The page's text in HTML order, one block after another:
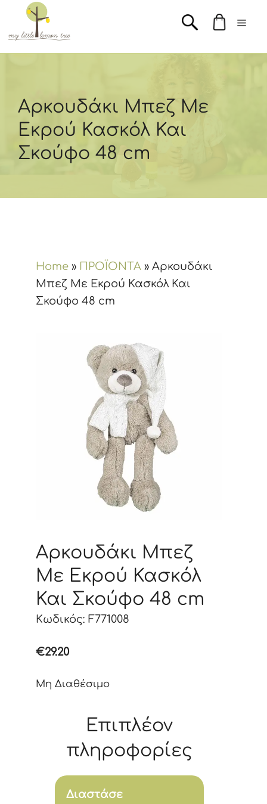
Μετάβαση
περιεχόμενο
Αρκουδάκι Μπεζ Με
Εκρού Κασκόλ Και
Σκούφο 48 cm
Home » ΠΡΟΪΟΝΤΑ » Αρκουδάκι
Μπεζ Με Εκρού Κασκόλ Και
Σκούφο 48 cm
Αρκουδάκι Μπεζ
Με Εκρού Κασκόλ
Και Σκούφο 48 cm
Κωδικός: F771008
€29.20
Μη Διαθέσιμο
Επιπλέον
πληροφορίες
Διαστάσε